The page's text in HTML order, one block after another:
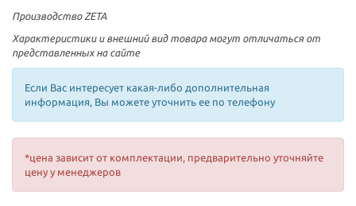
Производство ZETA
Характеристики и внешний вид товара могут отличаться от
представленных на сайте
Если Вас интересует какая-либо дополнительная
информация, Вы можете уточнить ее по телефону
*цена зависит от комплектации, предварительно уточняйте
цену у менеджеров